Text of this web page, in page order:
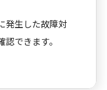
発生した故障対
できます。